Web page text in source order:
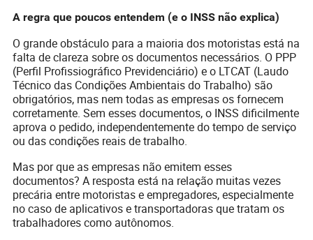
A regra que poucos entendem (e o INSS não explica)
O grande obstáculo para a maioria dos motoristas está na
falta de clareza sobre os documentos necessários. O PPP
(Perfil Profissiográfico Previdenciário) e o LTCAT (Laudo
Técnico das Condições Ambientais do Trabalho) são
obrigatórios, mas nem todas as empresas os fornecem
corretamente. Sem esses documentos, o INSS dificilmente
aprova o pedido, independentemente do tempo de serviço
ou das condições reais de trabalho.
Mas por que as empresas não emitem esses
documentos? A resposta está na relação muitas vezes
precária entre motoristas e empregadores, especialmente
no caso de aplicativos e transportadoras que tratam os
trabalhadores como autônomos.